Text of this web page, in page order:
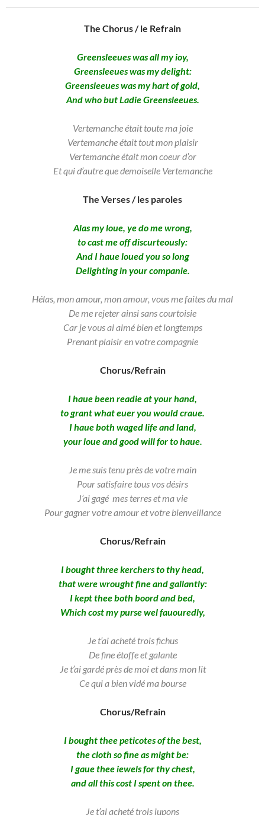
The Chorus / le Refrain
Greensleeues was all my ioy,
Greensleeues was my delight:
Greensleeues was my hart of gold,
And who but Ladie Greensleeues.
Vertemanche était toute ma joie
Vertemanche était tout mon plaisir
Vertemanche était mon coeur d’or
Et qui d’autre que demoiselle Vertemanche
The Verses / les paroles
Alas my loue, ye do me wrong,
to cast me off discurteously:
And I haue loued you so long
Delighting in your companie.
Hélas, mon amour, mon amour, vous me faites du mal
De me rejeter ainsi sans courtoisie
Car je vous ai aimé bien et longtemps
Prenant plaisir en votre compagnie
Chorus/Refrain
I haue been readie at your hand,
to grant what euer you would craue.
I haue both waged life and land,
your loue and good will for to haue.
Je me suis tenu près de votre main
Pour satisfaire tous vos désirs
J’ai gagé mes terres et ma vie
Pour gagner votre amour et votre bienveillance
Chorus/Refrain
I bought three kerchers to thy head,
that were wrought fine and gallantly:
I kept thee both boord and bed,
Which cost my purse wel fauouredly,
Je t’ai acheté trois fichus
De fine étoffe et galante
Je t’ai gardé près de moi et dans mon lit
Ce qui a bien vidé ma bourse
Chorus/Refrain
I bought thee peticotes of the best,
the cloth so fine as might be:
I gaue thee iewels for thy chest,
and all this cost I spent on thee.
Je t’ai acheté trois jupons